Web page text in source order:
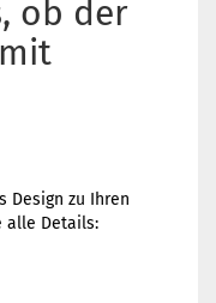
ob der
Design zu Ihren
alle Details: